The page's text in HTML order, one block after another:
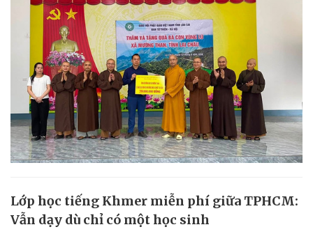
Lớp học tiếng Khmer miễn phí giữa TPHCM:
Vẫn dạy dù chỉ có một học sinh